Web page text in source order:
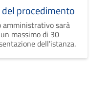
procedimento
amministrativo sarà
massimo di 30
dell'istanza.